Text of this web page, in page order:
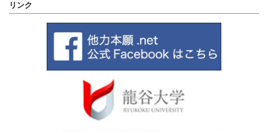
リンク